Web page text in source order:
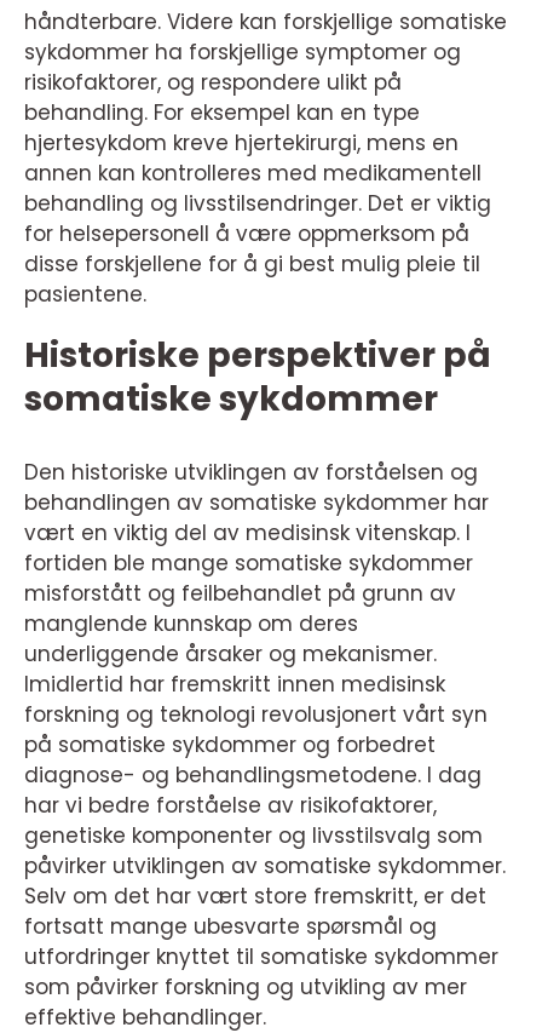
håndterbare. Videre kan forskjellige somatiske
sykdommer ha forskjellige symptomer og
risikofaktorer, og respondere ulikt på
behandling. For eksempel kan en type
hjertesykdom kreve hjertekirurgi, mens en
annen kan kontrolleres med medikamentell
behandling og livsstilsendringer. Det er viktig
for helsepersonell å være oppmerksom på
disse forskjellene for å gi best mulig pleie til
pasientene.
Historiske perspektiver på
somatiske sykdommer
Den historiske utviklingen av forståelsen og
behandlingen av somatiske sykdommer har
vært en viktig del av medisinsk vitenskap. I
fortiden ble mange somatiske sykdommer
misforstått og feilbehandlet på grunn av
manglende kunnskap om deres
underliggende årsaker og mekanismer.
Imidlertid har fremskritt innen medisinsk
forskning og teknologi revolusjonert vårt syn
på somatiske sykdommer og forbedret
diagnose- og behandlingsmetodene. I dag
har vi bedre forståelse av risikofaktorer,
genetiske komponenter og livsstilsvalg som
påvirker utviklingen av somatiske sykdommer.
Selv om det har vært store fremskritt, er det
fortsatt mange ubesvarte spørsmål og
utfordringer knyttet til somatiske sykdommer
som påvirker forskning og utvikling av mer
effektive behandlinger.